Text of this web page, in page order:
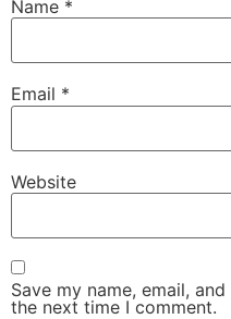
Name *
Email *
Website
Save my name, email,
the next time I comment.